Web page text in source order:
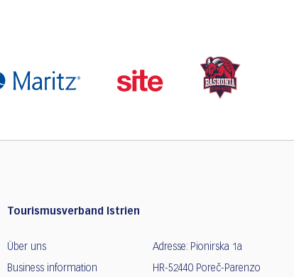
Tourismusverband Istrien
Über uns
Business information
Adresse: Pionirska 1a
HR-52440 Poreč-Parenzo